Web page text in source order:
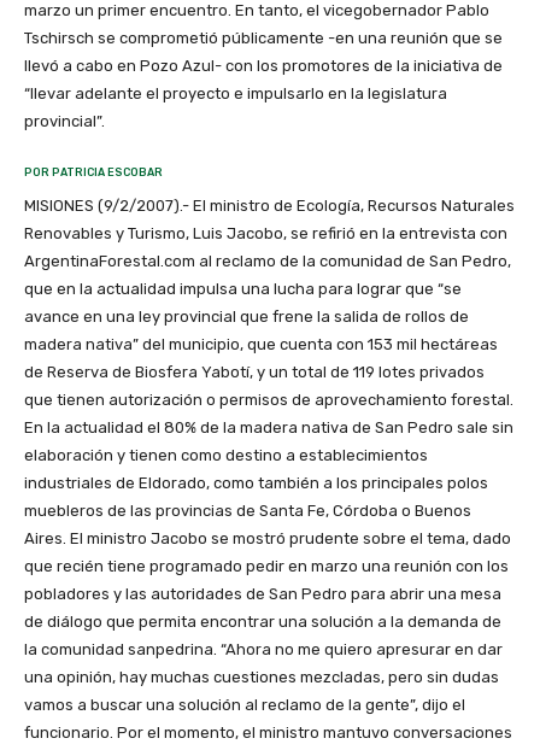
marzo un primer encuentro. En tanto, el vicegobernador Pablo
Tschirsch se comprometió públicamente -en una reunión que se
llevó a cabo en Pozo Azul- con los promotores de la iniciativa de
“llevar adelante el proyecto e impulsarlo en la legislatura
provincial”.
POR PATRICIA ESCOBAR
MISIONES (9/2/2007).- El ministro de Ecología, Recursos Naturales
Renovables y Turismo, Luis Jacobo, se refirió en la entrevista con
ArgentinaForestal.com al reclamo de la comunidad de San Pedro,
que en la actualidad impulsa una lucha para lograr que “se
avance en una ley provincial que frene la salida de rollos de
madera nativa” del municipio, que cuenta con 153 mil hectáreas
de Reserva de Biosfera Yabotí, y un total de 119 lotes privados
que tienen autorización o permisos de aprovechamiento forestal.
En la actualidad el 80% de la madera nativa de San Pedro sale sin
elaboración y tienen como destino a establecimientos
industriales de Eldorado, como también a los principales polos
muebleros de las provincias de Santa Fe, Córdoba o Buenos
Aires. El ministro Jacobo se mostró prudente sobre el tema, dado
que recién tiene programado pedir en marzo una reunión con los
pobladores y las autoridades de San Pedro para abrir una mesa
de diálogo que permita encontrar una solución a la demanda de
la comunidad sanpedrina. “Ahora no me quiero apresurar en dar
una opinión, hay muchas cuestiones mezcladas, pero sin dudas
vamos a buscar una solución al reclamo de la gente”, dijo el
funcionario. Por el momento, el ministro mantuvo conversaciones